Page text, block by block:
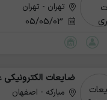
تهران - تهران
ضایعات
مبارکه - اصفهان